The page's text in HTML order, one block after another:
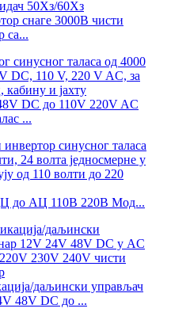
снаге 3000В чисти
са...
DC до 110V 220V AC
...
до АЦ 110В 220В Мод...
даљински управљач
48V DC до ...